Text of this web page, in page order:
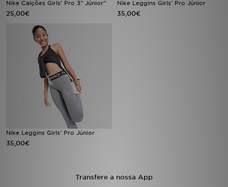
Nike Calções Girls' Pro 3" Júnior"
25,00€
Nike Leggins Girls' Pro Júnior
35,00€
Nike Leggins Girls' Pro Júnior
35,00€
Transfere a nossa App
MENSAGENS
ESTADO DO TEU PEDIDO